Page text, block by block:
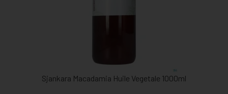
Sjankara Macadamia Huile Vegetale 1000ml